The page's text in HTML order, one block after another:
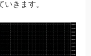
きます。